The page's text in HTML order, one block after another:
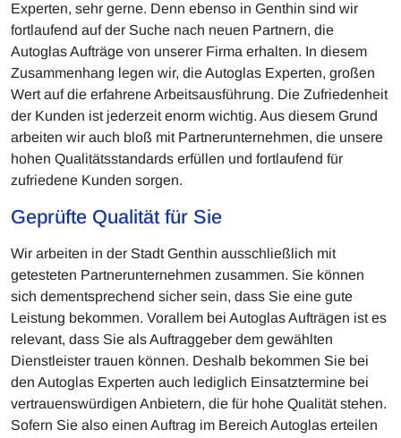
Experten, sehr gerne. Denn ebenso in Genthin sind wir
fortlaufend auf der Suche nach neuen Partnern, die
Autoglas Aufträge von unserer Firma erhalten. In diesem
Zusammenhang legen wir, die Autoglas Experten, großen
Wert auf die erfahrene Arbeitsausführung. Die Zufriedenheit
der Kunden ist jederzeit enorm wichtig. Aus diesem Grund
arbeiten wir auch bloß mit Partnerunternehmen, die unsere
hohen Qualitätsstandards erfüllen und fortlaufend für
zufriedene Kunden sorgen.
Geprüfte Qualität für Sie
Wir arbeiten in der Stadt Genthin ausschließlich mit
getesteten Partnerunternehmen zusammen. Sie können
sich dementsprechend sicher sein, dass Sie eine gute
Leistung bekommen. Vorallem bei Autoglas Aufträgen ist es
relevant, dass Sie als Auftraggeber dem gewählten
Dienstleister trauen können. Deshalb bekommen Sie bei
den Autoglas Experten auch lediglich Einsatztermine bei
vertrauenswürdigen Anbietern, die für hohe Qualität stehen.
Sofern Sie also einen Auftrag im Bereich Autoglas erteilen